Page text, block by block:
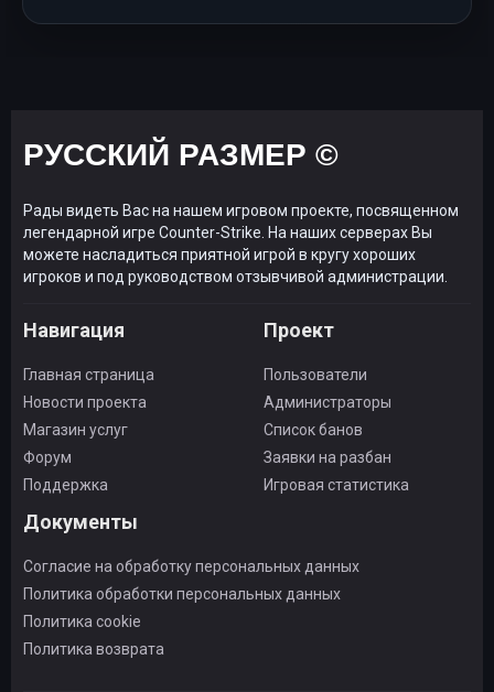
РУССКИЙ РАЗМЕР ©
Рады видеть Вас на нашем игровом проекте, посвященном
легендарной игре Counter-Strike. На наших серверах Вы
можете насладиться приятной игрой в кругу хороших
игроков и под руководством отзывчивой администрации.
Навигация
Главная страница
Новости проекта
Магазин услуг
Форум
Поддержка
Проект
Пользователи
Администраторы
Список банов
Заявки на разбан
Игровая статистика
Документы
Согласие на обработку персональных данных
Политика обработки персональных данных
Политика cookie
Политика возврата